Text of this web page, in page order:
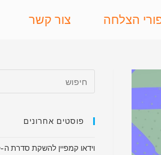
הצלחה צור קשר
פוסטים אחרונים
וידאו קמפיין להשקת סדרת ה-Longevity של TopGum